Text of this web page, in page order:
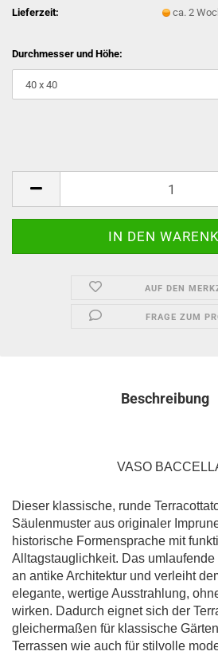
Lieferzeit:
ca. 2
Durchmesser und Höhe:
AUF DEN
FRAGE ZUM
Beschreibung
VASO
Dieser klassische, runde
Säulenmuster aus originaler
historische Formensprache mit
Alltagstauglichkeit. Das
an antike Architektur und verleiht
elegante, wertige Ausstrahlung,
wirken. Dadurch eignet sich der
gleichermaßen für klassische
Terrassen wie auch für stilvolle